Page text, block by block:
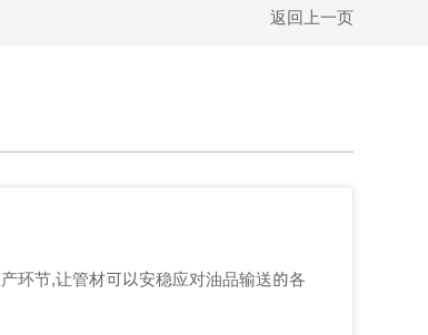
返回上一页
环节,让管材可以安稳应对油品输送的各